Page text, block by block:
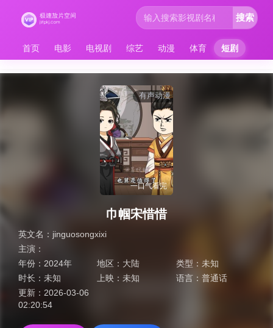
首页 电影 电视剧 综艺 动漫 体育 短剧
搜索
有声动漫
一口气看完
巾帼宋惜惜
英文名： jinguosongxixi
主演：
年份： 2024年 地区： 大陆 类型： 未知
时长： 未知 上映：未知 语言： 普通话
更新： 2026-03-06
02:20:54